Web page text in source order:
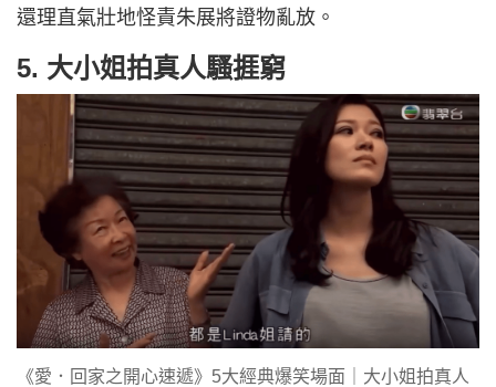
還理直氣壯地怪責朱展將證物亂放。
5. 大小姐拍真人騷捱窮
《愛．回家之開心速遞》5大經典爆笑場面｜大小姐拍真人